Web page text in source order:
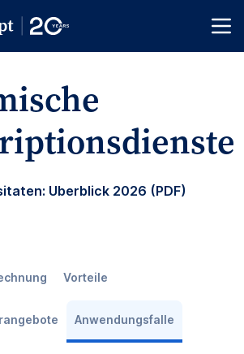
Uberblick 2026 (PDF)
Vorteile
Anwendungsfalle